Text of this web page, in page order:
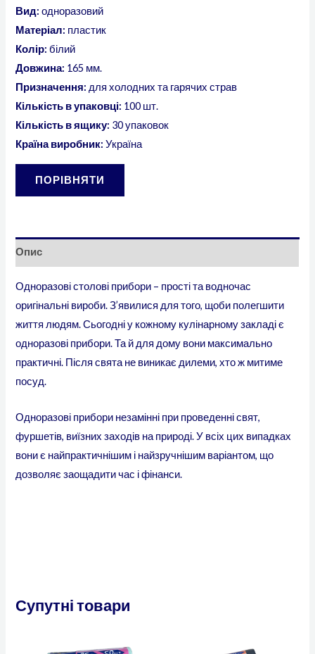
Вид: одноразовий
Матеріал: пластик
Колір:білий
Довжина: 165 мм.
Призначення: для холодних та гарячих страв
Кількість в упаковці: 100 шт.
Кількість в ящику: 30 упаковок
Країна виробник:Україна
ПОРІВНЯТИ
Опис
Одноразові столові прибори – прості та водночас
оригінальні вироби. З’явилися для того, щоби полегшити
життя людям. Сьогодні у кожному кулінарному закладі є
одноразові прибори. Та й для дому вони максимально
практичні. Після свята не виникає дилеми, хто ж митиме
посуд.
Одноразові прибори незамінні при проведенні свят,
фуршетів, виїзних заходів на природі. У всіх цих випадках
вони є найпрактичнішим і найзручнішим варіантом, що
дозволяє заощадити час і фінанси.
Супутні товари